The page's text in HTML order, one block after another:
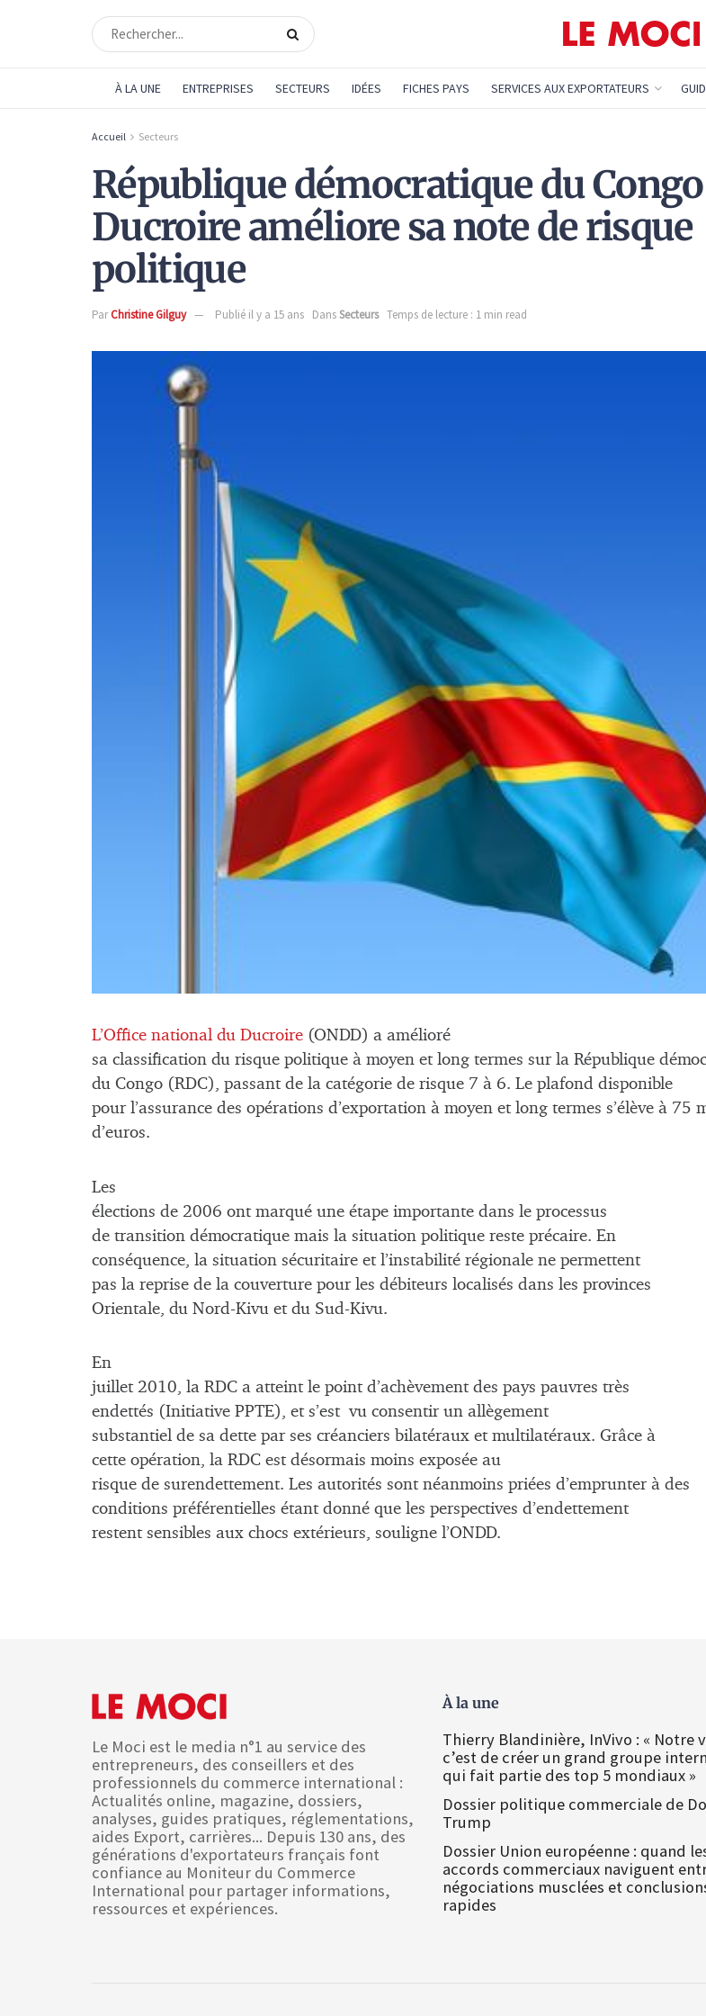
À LA UNE ENTREPRISES SECTEURS IDÉES FICHES PAYS SERVICES AUX EXPORTATEURS
Accueil Secteurs
République démocratique du
Ducroire améliore sa note de risque
politique
ParChristine Gilguy Publié il y a 15 ans DansSecteurs Temps de lecture : 1 min read
L’Office national du Ducroire (ONDD) a amélioré
sa classification du risque politique à moyen et long termes sur la République
du Congo (RDC), passant de la catégorie de risque 7 à 6. Le plafond disponible
pour l’assurance des opérations d’exportation à moyen et long termes s’élève à 75
d’euros.
Les
élections de 2006 ont marqué une étape importante dans le processus
de transition démocratique mais la situation politique reste précaire. En
conséquence, la situation sécuritaire et l’instabilité régionale ne permettent
pas la reprise de la couverture pour les débiteurs localisés dans les provinces
Orientale, du Nord-Kivu et du Sud-Kivu.
En
juillet 2010, la RDC a atteint le point d’achèvement des pays pauvres très
endettés (Initiative PPTE), et s’est vu consentir un allègement
substantiel de sa dette par ses créanciers bilatéraux et multilatéraux. Grâce à
cette opération, la RDC est désormais moins exposée au
risque de surendettement. Les autorités sont néanmoins priées d’emprunter à des
conditions préférentielles étant donné que les perspectives d’endettement
restent sensibles aux chocs extérieurs, souligne l’ONDD.
Le Moci est le media n°1 au service des
entrepreneurs, des conseillers et des
professionnels du commerce international :
Actualités online, magazine, dossiers,
analyses, guides pratiques, réglementations,
aides Export, carrières... Depuis 130 ans, des
générations d'exportateurs français font
confiance au Moniteur du Commerce
International pour partager informations,
ressources et expériences.
À la une
Thierry Blandinière, InVivo : « Notre
c’est de créer un grand groupe
qui fait partie des top 5 mondiaux »
Dossier politique commerciale de
Trump
Dossier Union européenne : quand
accords commerciaux naviguent
négociations musclées et
rapides